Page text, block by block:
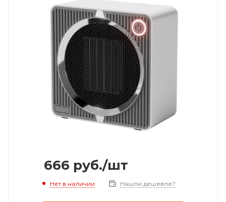
666 руб./шт
Нет в наличии Нашли дешевле?